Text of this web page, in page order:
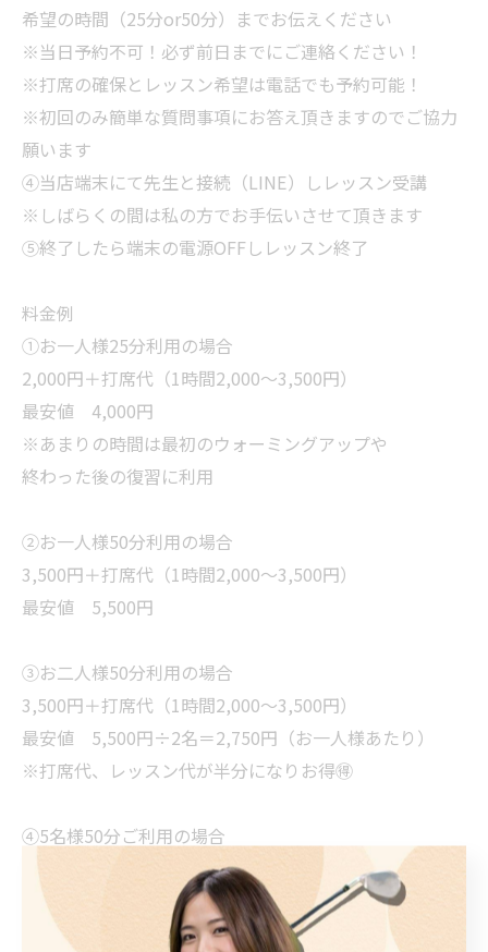
希望の時間（25分or50分）までお伝えください
※当日予約不可！必ず前日までにご連絡ください！
※打席の確保とレッスン希望は電話でも予約可能！
※初回のみ簡単な質問事項にお答え頂きますのでご協力
願います
④当店端末にて先生と接続（LINE）しレッスン受講
※しばらくの間は私の方でお手伝いさせて頂きます
⑤終了したら端末の電源OFFしレッスン終了
料金例
①お一人様25分利用の場合
2,000円＋打席代（1時間2,000〜3,500円）
最安値 4,000円
※あまりの時間は最初のウォーミングアップや
終わった後の復習に利用
②お一人様50分利用の場合
3,500円＋打席代（1時間2,000〜3,500円）
最安値 5,500円
③お二人様50分利用の場合
3,500円＋打席代（1時間2,000〜3,500円）
最安値 5,500円÷2名＝2,750円（お一人様あたり）
※打席代、レッスン代が半分になりお得🉐
④5名様50分ご利用の場合
3,500円＋打席代（1時間5,000円）
8,500円÷5名＝1,700円（お一人様あたり）
※お一人様あたり打席利用は10分